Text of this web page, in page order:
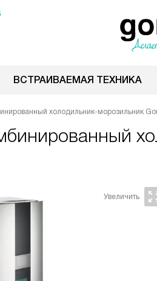
ВСТРАИВАЕМАЯ ТЕХНИКА
холодильник-морозильник